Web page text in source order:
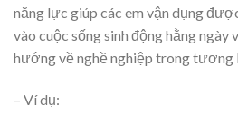
năng lực giúp các em vận dụng
vào cuộc sống sinh động hằng ngày
hướng về nghề nghiệp trong tương
– Ví dụ: